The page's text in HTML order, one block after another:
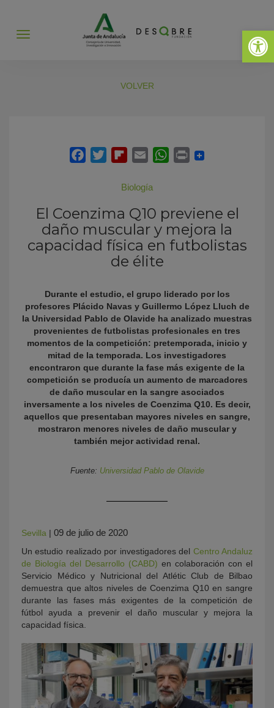
Abrir
Abrir
VOLVER
Biología
El Coenzima Q10 previene el
daño muscular y mejora la
capacidad física en futbolistas
de élite
Durante el estudio, el grupo liderado por los
profesores Plácido Navas y Guillermo López Lluch de
la Universidad Pablo de Olavide ha analizado muestras
provenientes de futbolistas profesionales en tres
momentos de la competición: pretemporada, inicio y
mitad de la temporada. Los investigadores
encontraron que durante la fase más exigente de la
competición se producía un aumento de marcadores
de daño muscular en la sangre asociados
inversamente a los niveles de Coenzima Q10. Es decir,
aquellos que presentaban mayores niveles en sangre,
mostraron menores niveles de daño muscular y
también mejor actividad renal.
Fuente: Universidad Pablo de Olavide
Sevilla | 09 de julio de 2020
Un estudio realizado por investigadores del Centro Andaluz
de Biología del Desarrollo (CABD) en colaboración con el
Servicio Médico y Nutricional del Atlétic Club de Bilbao
demuestra que altos niveles de Coenzima Q10 en sangre
durante las fases más exigentes de la competición de
fútbol ayuda a prevenir el daño muscular y mejora la
capacidad física.